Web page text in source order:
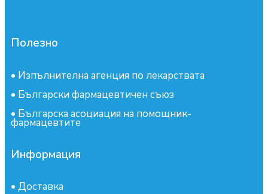
Полезно
• Изпълнителна агенция по лекарствата
• Български фармацевтичен съюз
• Българска асоциация на помощник-
фармацевтите
Информация
• Доставка